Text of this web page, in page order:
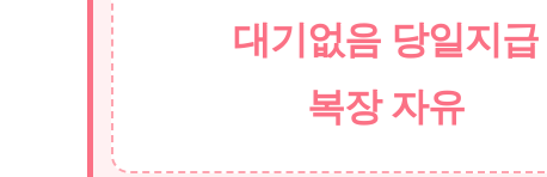
대기없음 당일지급
복장 자유